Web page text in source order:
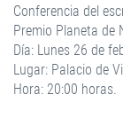
Conferencia del
Premio Planeta de
Día: Lunes 26 de
Lugar: Palacio de
Hora: 20:00 horas.